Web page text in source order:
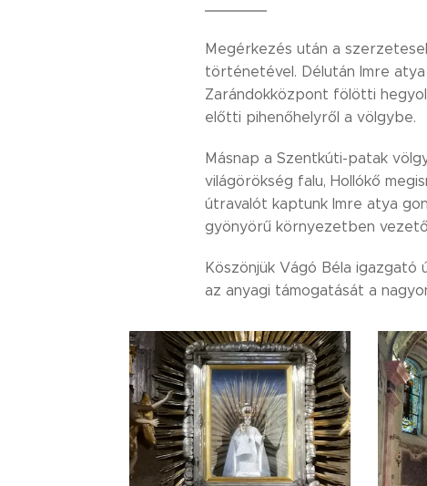
Megérkezés után a
történetével. Délután Imre
Zarándokközpont fölötti
előtti pihenőhelyről a völgybe.
Másnap a Szentkúti-patak
világörökség falu, Hollókő
útravalót kaptunk Imre atya
gyönyörű környezetben
Köszönjük Vágó Béla igazgató
az anyagi támogatását a